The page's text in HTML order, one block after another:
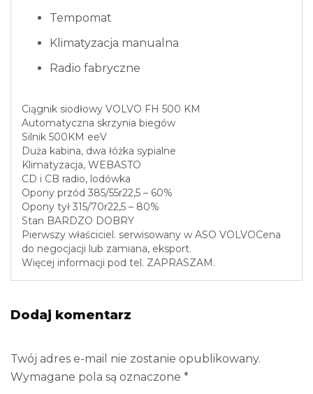
Tempomat
Klimatyzacja manualna
Radio fabryczne
Ciągnik siodłowy VOLVO FH 500 KM
Automatyczna skrzynia biegów
Silnik 500KM eeV
Duża kabina, dwa łóżka sypialne
Klimatyzacja, WEBASTO
CD i CB radio, lodówka
Opony przód 385/55r22,5 – 60%
Opony tył 315/70r22,5 – 80%
Stan BARDZO DOBRY
Pierwszy właściciel. serwisowany w ASO VOLVOCena
do negocjacji lub zamiana, eksport.
Więcej informacji pod tel. ZAPRASZAM.
Dodaj komentarz
Twój adres e-mail nie zostanie opublikowany.
Wymagane pola są oznaczone *